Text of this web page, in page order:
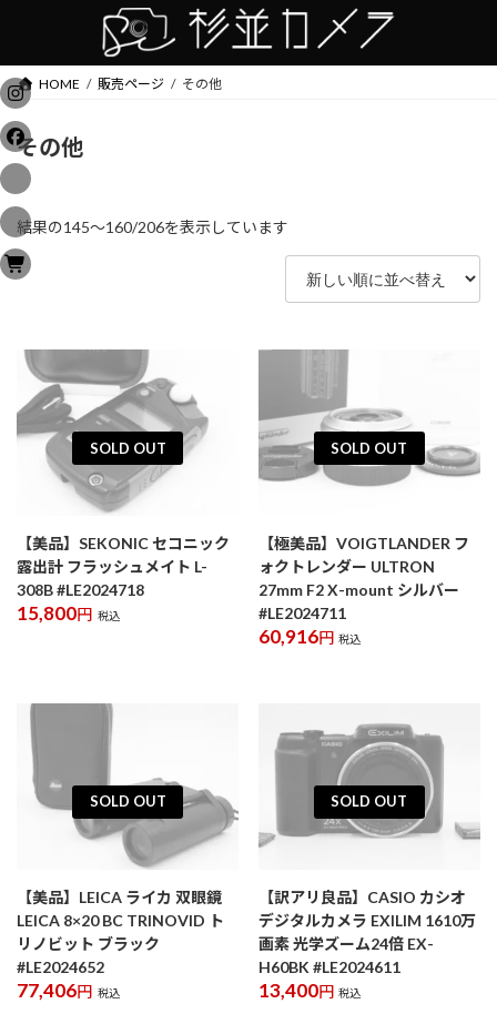
ン
ツ
へ
ス
キ
ッ
プ
ー
シ
ョ
ン
に
移
動
HOME 販売ページ その他
その他
結果の145～160/206を表示しています
し
順
SOLD OUT
【美品】SEKONIC セコニック
露出計 フラッシュメイト L-
308B #LE2024718
15,800円 税込
SOLD OUT
【極美品】VOIGTLANDER フ
ォクトレンダー ULTRON
27mm F2 X-mount シルバー
#LE2024711
60,916円 税込
SOLD OUT
【美品】LEICA ライカ 双眼鏡
LEICA 8×20 BC TRINOVID ト
リノビット ブラック
#LE2024652
77,406円 税込
SOLD OUT
【訳アリ良品】CASIO カシオ
デジタルカメラ EXILIM 1610万
画素 光学ズーム24倍 EX-
H60BK #LE2024611
13,400円 税込